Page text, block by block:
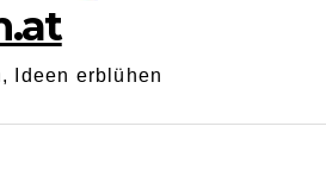
Ideen erblühen